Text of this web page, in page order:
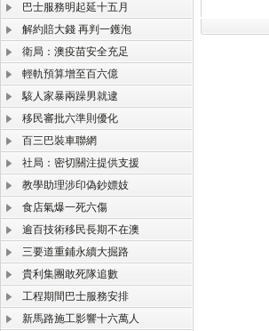
巴士服務明起延十五月
解約賠大錢 再判一鑊泡
衛局：澳疫苗安全充足
輕軌預算增至百六億
駭人家暴兩躁男就逮
移民審批六準則優化
百三巴裝車聯網
社局：密切關注提供支援
教學助理涉印偽鈔嫖妓
食店氣爆一死六傷
逾百技術移民長期不在澳
三要道重鋪永續大掘路
貴利集團敢死隊追數
工程期間巴士服務安排
新馬路施工影響十六萬人